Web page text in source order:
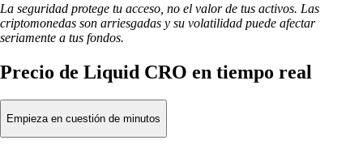
La seguridad protege tu acceso, no el valor de tus activos. Las
criptomonedas son arriesgadas y su volatilidad puede afectar
seriamente a tus fondos.
Precio de Liquid CRO en tiempo real
Empieza en cuestión de minutos